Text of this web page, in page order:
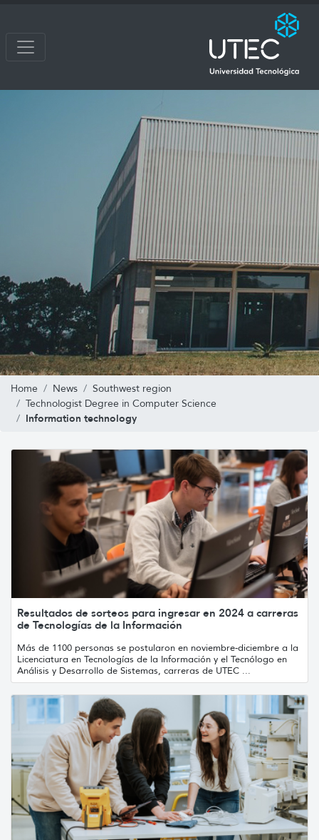
Home News
Southwest region
Technologist Degree in Computer Science
Information technology
Resultados de sorteos para ingresar en 2024 a carreras
de Tecnologías de la Información
Más de 1100 personas se postularon en noviembre-diciembre a la
Licenciatura en Tecnologías de la Información y el Tecnólogo en
Análisis y Desarrollo de Sistemas, carreras de UTEC ...